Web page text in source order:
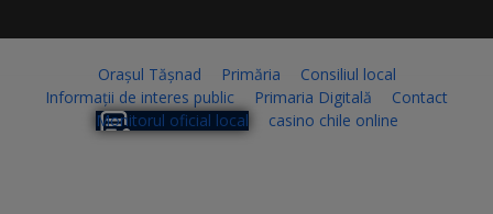
Orașul Tășnad Primăria
Consiliul local
Informații de interes public
Primaria Digitală
Contact
Monitorul oficial local
casino chile online